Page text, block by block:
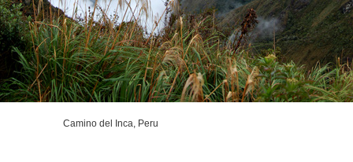
Camino del Inca, Peru